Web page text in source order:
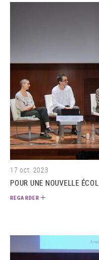
17 oct. 2023
POUR UNE NOUVELLE
REGARDER